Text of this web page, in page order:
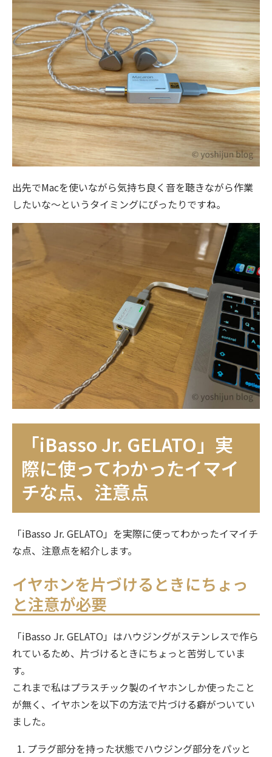
出先でMacを使いながら気持ち良く音を聴きながら作業
したいな～というタイミングにぴったりですね。
「iBasso Jr. GELATO」実
際に使ってわかったイマイ
チな点、注意点
「iBasso Jr. GELATO」を実際に使ってわかったイマイチ
な点、注意点を紹介します。
イヤホンを片づけるときにちょっ
と注意が必要
「iBasso Jr. GELATO」はハウジングがステンレスで作ら
れているため、片づけるときにちょっと苦労していま
す。
これまで私はプラスチック製のイヤホンしか使ったこと
が無く、イヤホンを以下の方法で片づける癖がついてい
ました。
プラグ部分を持った状態でハウジング部分をパッと